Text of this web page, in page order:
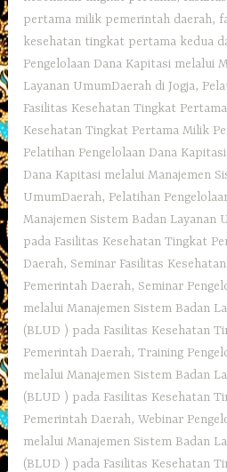
pertama milik pemerintah daerah,
kesehatan tingkat pertama kedua
Pengelolaan Dana Kapitasi melalui
Layanan UmumDaerah di Jogja,
Fasilitas Kesehatan Tingkat Pertama
Kesehatan Tingkat Pertama Milik
Pelatihan Pengelolaan Dana Kapitasi
Dana Kapitasi melalui Manajemen
UmumDaerah, Pelatihan
Manajemen Sistem Badan Layanan
pada Fasilitas Kesehatan Tingkat
Daerah, Seminar Fasilitas
Pemerintah Daerah, Seminar
melalui Manajemen Sistem Badan
(BLUD ) pada Fasilitas Kesehatan
Pemerintah Daerah,Training
melalui Manajemen Sistem Badan
(BLUD ) pada Fasilitas Kesehatan
Pemerintah Daerah,Webinar
melalui Manajemen Sistem Badan
(BLUD ) pada Fasilitas Kesehatan